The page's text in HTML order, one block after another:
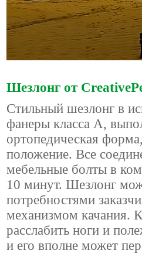
Шезлонг от
Стильный шезлонг в
фанеры класса А,
ортопедическая
положение. Все
мебельные болты в
10 минут. Шезлонг
потребностями
механизмом качания.
расслабить ноги и
и его вполне может